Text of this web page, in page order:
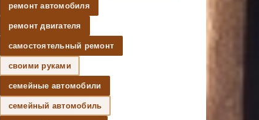
ремонт автомобиля
ремонт двигателя
самостоятельный ремонт
своими руками
семейные автомобили
семейный автомобиль